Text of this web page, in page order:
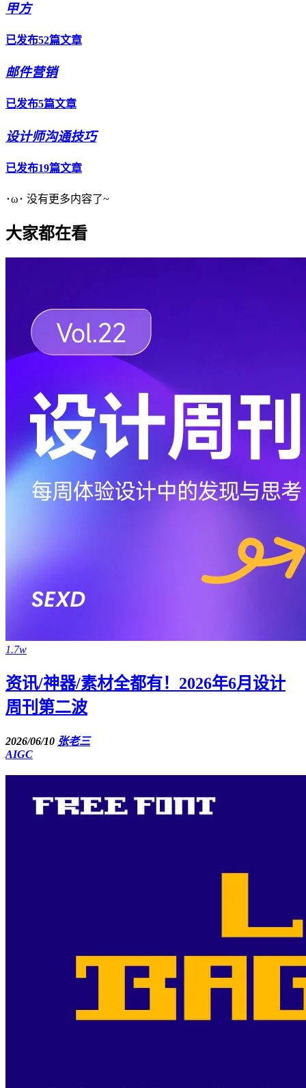
甲方
已发布52篇文章
邮件营销
已发布5篇文章
设计师沟通技巧
已发布19篇文章
･ω･ 没有更多内容了~
大家都在看
1.7w
资讯/神器/素材全都有！2026年6月设计
周刊第二波
2026/06/10 张老三
AIGC